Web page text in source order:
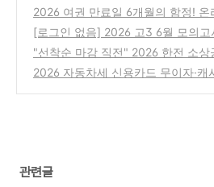
체 주기, 셀프 유막 제거법 및 발수
2026 여권 만료일 6개월의 함정! 온
급 및 국제운전면허증 필수 체크
(0)
[로그인 없음] 2026 고3 6월 모의고
문제지 PDF 한눈에 다운받기
(1)
"선착순 마감 직전" 2026 한전 소상
컨 지원금 신청 자격 (160만원 환급)
2026 자동차세 신용카드 무이자·캐
관련글